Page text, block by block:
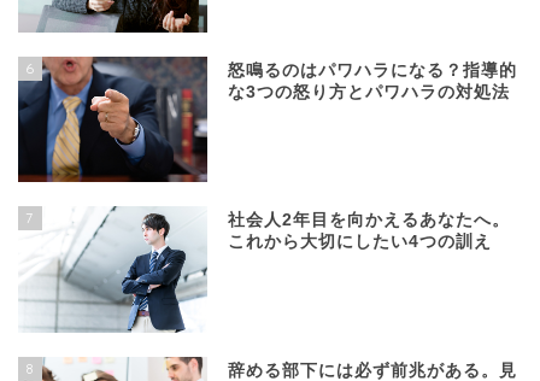
6
怒鳴るのはパワハラになる？指導的
な3つの怒り方とパワハラの対処法
7
社会人2年目を向かえるあなたへ。
これから大切にしたい4つの訓え
8
辞める部下には必ず前兆がある。見